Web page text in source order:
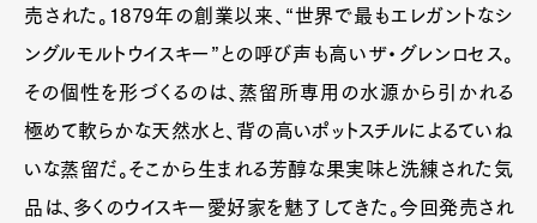
売された。1879年の創業以来、“世界で最もエレガントなシ
ングルモルトウイスキー”との呼び声も高いザ・グレンロセス。
その個性を形づくるのは、蒸留所専用の水源から引かれる
極めて軟らかな天然水と、背の高いポットスチルによるていね
いな蒸留だ。そこから生まれる芳醇な果実味と洗練された気
品は、多くのウイスキー愛好家を魅了してきた。今回発売され